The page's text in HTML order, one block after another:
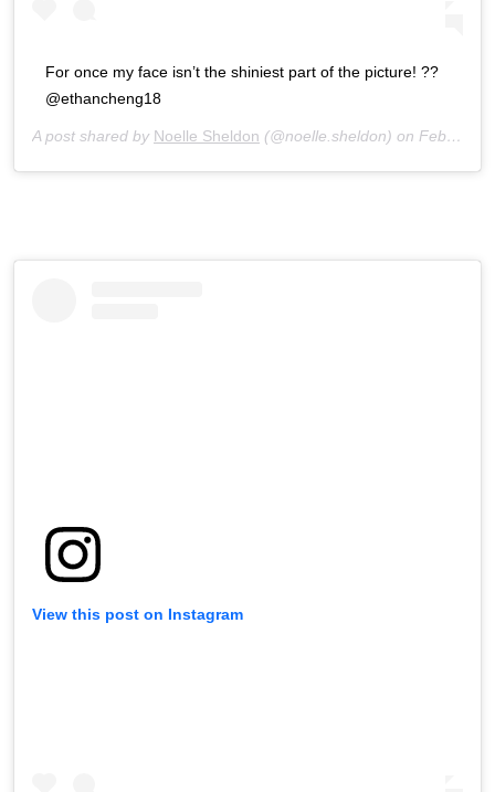
For once my face isn’t the shiniest part of the picture! ??
@ethancheng18
A post shared by Noelle Sheldon (@noelle.sheldon) on Feb 7, 2020 at 1:13pm PST
View this post on Instagram